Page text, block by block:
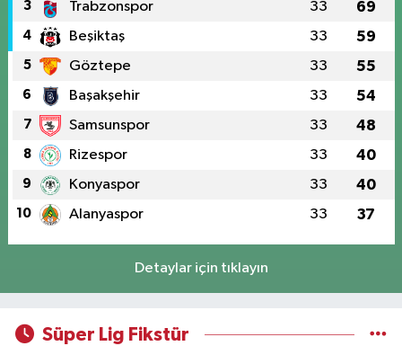
3 Trabzonspor 33 69
4 Beşiktaş 33 59
5 Göztepe 33 55
6 Başakşehir 33 54
7 Samsunspor 33 48
8 Rizespor 33 40
9 Konyaspor 33 40
10 Alanyaspor 33 37
Detaylar için tıklayın
Süper Lig Fikstür